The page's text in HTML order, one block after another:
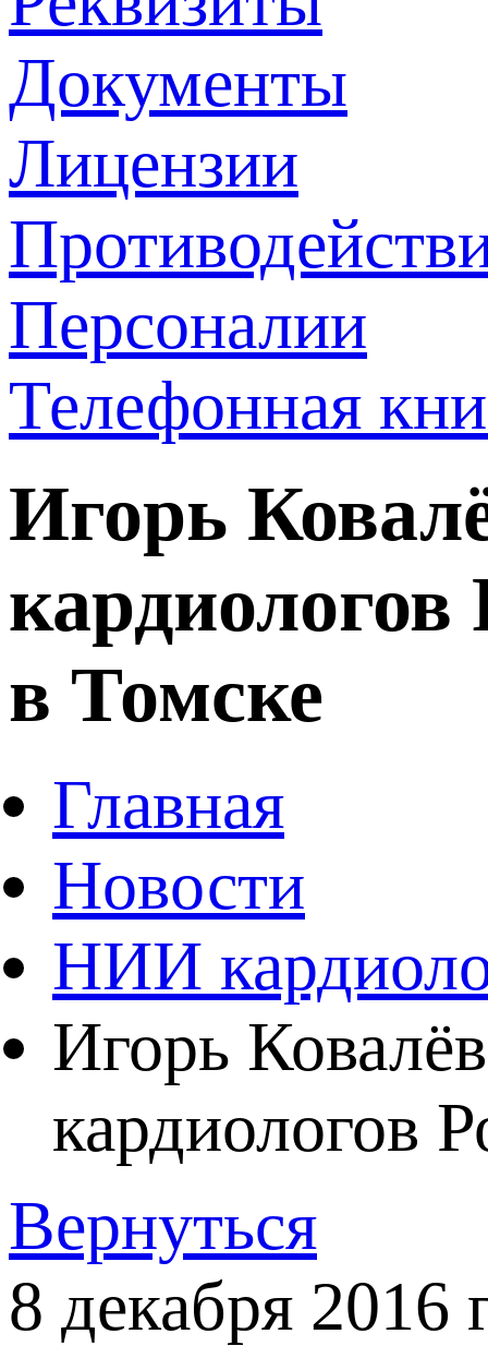
Документы
Лицензии
Персоналии
Телефонная
Игорь
в Томске
Главная
Новости
НИИ
Игорь
кардиологов
Вернуться
8 декабря 2016